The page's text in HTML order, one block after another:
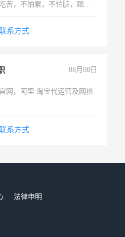
苦，不怕累，不怕脏，踏
系方式
08月08日
网，阿里 淘宝代运营及网格
系方式
法律申明